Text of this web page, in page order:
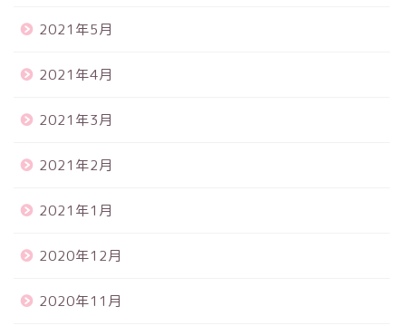
2021年5月
2021年4月
2021年3月
2021年2月
2021年1月
2020年12月
2020年11月